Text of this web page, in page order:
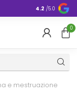
Consegna
Europa
4.2 /5.0
0
e mestruazione